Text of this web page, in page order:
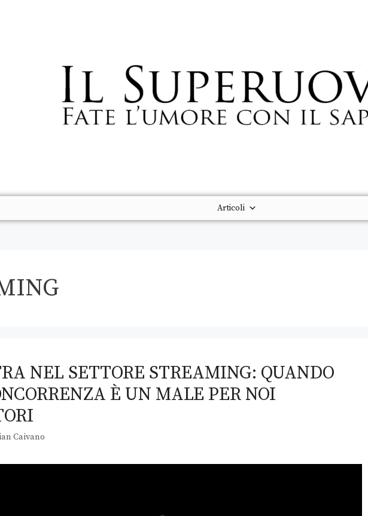
Articoli
NEL SETTORE STREAMING: QUANDO
È UN MALE PER NOI
Caivano